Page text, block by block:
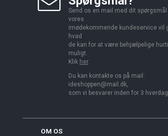
Send os en mail med dit spørgsmål
vores
imødekommende kundeservice vil
hvad
de kan for at være behjælpelige
muligt.
Klik her.
Du kan kontakte os på mail:
ideshoppen@mail.dk,
som vi besvarer inden for 3
OM OS